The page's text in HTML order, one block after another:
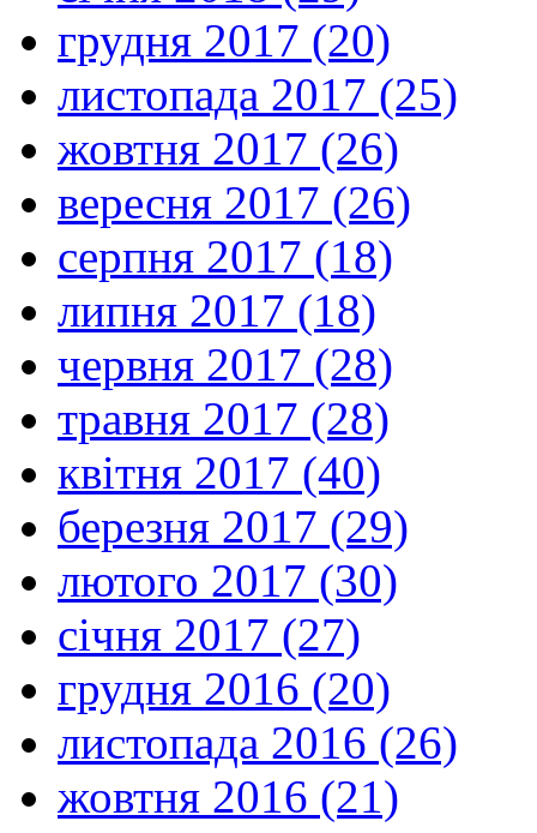
грудня 2017 (20)
листопада 2017 (25)
жовтня 2017 (26)
вересня 2017 (26)
серпня 2017 (18)
липня 2017 (18)
червня 2017 (28)
травня 2017 (28)
квітня 2017 (40)
березня 2017 (29)
лютого 2017 (30)
січня 2017 (27)
грудня 2016 (20)
листопада 2016 (26)
жовтня 2016 (21)